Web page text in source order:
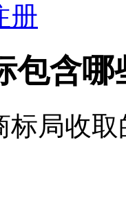
册
包含哪
标局收